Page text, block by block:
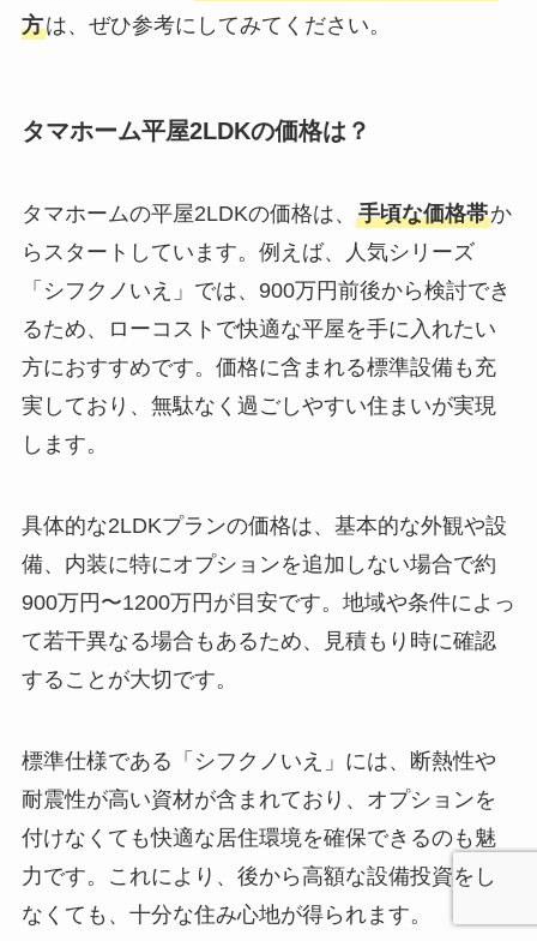
方は、ぜひ参考にしてみてください。
タマホーム平屋2LDKの価格は？
タマホームの平屋2LDKの価格は、 手頃な価格帯か
らスタートしています。例えば、人気シリーズ
「シフクノいえ」では、900万円前後から検討でき
るため、ローコストで快適な平屋を手に入れたい
方におすすめです。価格に含まれる標準設備も充
実しており、無駄なく過ごしやすい住まいが実現
します。
具体的な2LDKプランの価格は、基本的な外観や設
備、内装に特にオプションを追加しない場合で約
900万円〜1200万円が目安です。地域や条件によっ
て若干異なる場合もあるため、見積もり時に確認
することが大切です。
標準仕様である「シフクノいえ」には、断熱性や
耐震性が高い資材が含まれており、オプションを
付けなくても快適な居住環境を確保できるのも魅
力です。これにより、後から高額な設備投資をし
なくても、十分な住み心地が得られます。